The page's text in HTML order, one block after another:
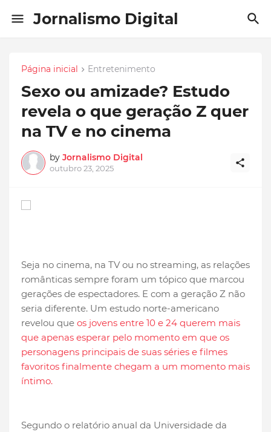
Jornalismo Digital
Página inicial Entretenimento
Sexo ou amizade? Estudo
revela o que geração Z quer
na TV e no cinema
by Jornalismo Digital
outubro 23, 2025
Seja no cinema, na TV ou no streaming, as relações
românticas sempre foram um tópico que marcou
gerações de espectadores. E com a geração Z não
seria diferente. Um estudo norte-americano
revelou que os jovens entre 10 e 24 querem mais
que apenas esperar pelo momento em que os
personagens principais de suas séries e filmes
favoritos finalmente chegam a um momento mais
íntimo.
Segundo o relatório anual da Universidade da